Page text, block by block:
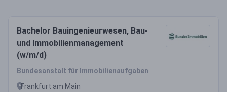
Bachelor Bauingenieurwesen, Bau-
und Immobilienmanagement
(w/m/d)
Bundesanstalt für Immobilienaufgaben
Frankfurt am Main